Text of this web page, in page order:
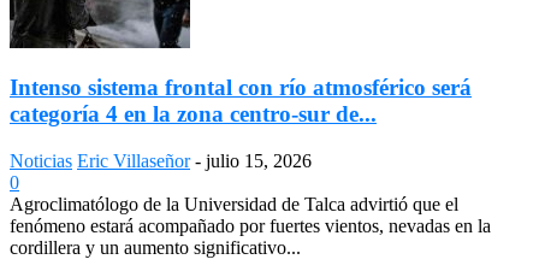
Intenso sistema frontal con río atmosférico será
categoría 4 en la zona centro-sur de...
Noticias Eric Villaseñor - julio 15, 2026
0
Agroclimatólogo de la Universidad de Talca advirtió que el
fenómeno estará acompañado por fuertes vientos, nevadas en la
cordillera y un aumento significativo...